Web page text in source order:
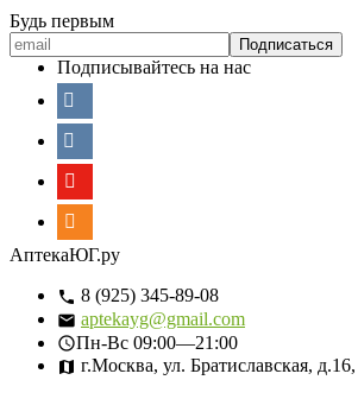
Будь первым
Подписывайтесь на нас
АптекаЮГ.ру
8 (925) 345-89-08
aptekayg@gmail.com
Пн-Вс 09:00—21:00
г.Москва, ул. Братиславская, д.16,